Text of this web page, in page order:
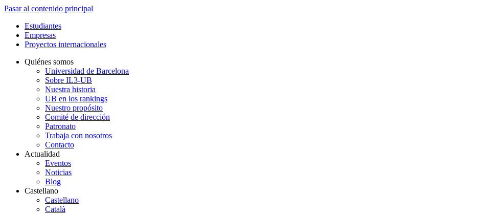
Pasar al contenido principal
Estudiantes
Empresas
Proyectos internacionales
Quiénes somos
Universidad de Barcelona
Sobre IL3-UB
Nuestra historia
UB en los rankings
Nuestro propósito
Comité de dirección
Patronato
Trabaja con nosotros
Contacto
Actualidad
Eventos
Noticias
Blog
Castellano
Castellano
Català